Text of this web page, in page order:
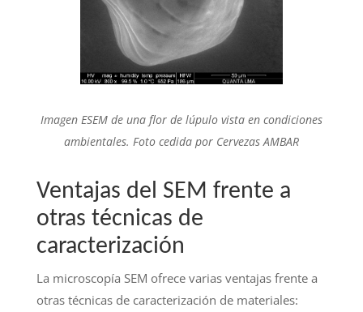
Imagen ESEM de una flor de lúpulo vista en condiciones
ambientales. Foto cedida por Cervezas AMBAR
Ventajas del SEM frente a
otras técnicas de
caracterización
La microscopía SEM ofrece varias ventajas frente a
otras técnicas de caracterización de materiales: